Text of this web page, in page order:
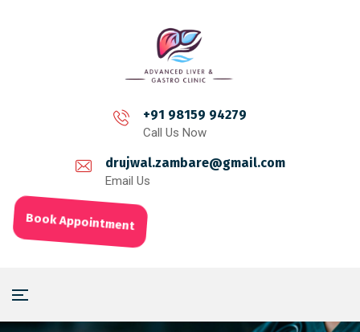
+91 98159 94279
Call Us Now
drujwal.zambare@gmail.com
Email Us
Book Appointment